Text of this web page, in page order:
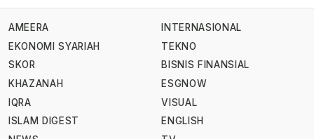
AMEERA
EKONOMI SYARIAH
SKOR
KHAZANAH
IQRA
ISLAM DIGEST
INTERNASIONAL
TEKNO
BISNIS FINANSIAL
ESGNOW
VISUAL
ENGLISH